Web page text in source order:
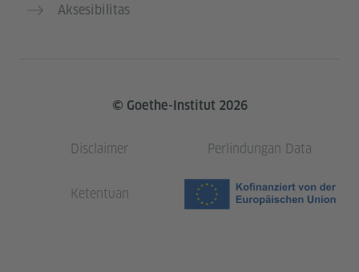
Aksesibilitas
© Goethe-Institut 2026
Disclaimer Perlindungan Data
Ketentuan